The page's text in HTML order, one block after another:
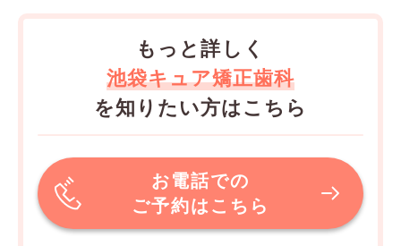
もっと詳しく
池袋キュア矯正歯科
を知りたい方はこちら
お電話での
ご予約はこちら